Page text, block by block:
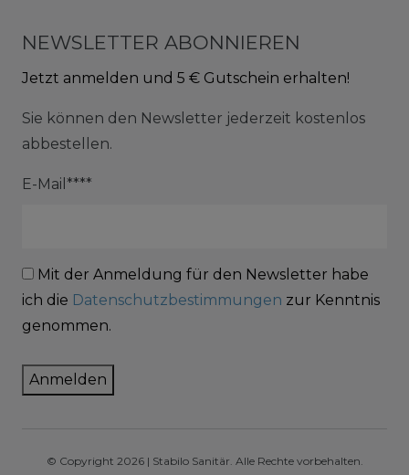
NEWSLETTER ABONNIEREN
Jetzt anmelden und 5 € Gutschein erhalten!
Sie können den Newsletter jederzeit kostenlos
abbestellen.
E-Mail****
Mit der Anmeldung für den Newsletter habe
ich die Datenschutzbestimmungen zur Kenntnis
genommen.
Anmelden
© Copyright 2026 | Stabilo Sanitär. Alle Rechte vorbehalten.